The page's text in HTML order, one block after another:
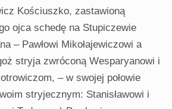
Kościuszko, zastawioną
ojca schedę na Stupiczewie
– Pawłowi Mikołajewiczowi a
stryja zwróconą Wesparyanowi i
– w swojej połowie
stryjecznym: Stanisławowi i